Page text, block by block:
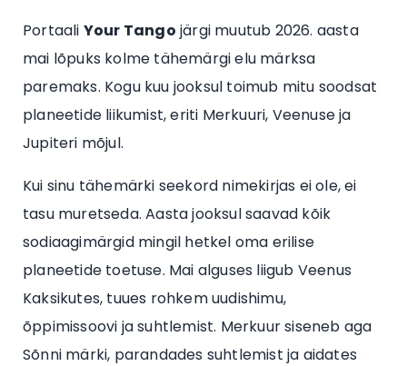
Portaali Your Tango järgi muutub 2026. aasta
mai lõpuks kolme tähemärgi elu märksa
paremaks. Kogu kuu jooksul toimub mitu soodsat
planeetide liikumist, eriti Merkuuri, Veenuse ja
Jupiteri mõjul.
Kui sinu tähemärki seekord nimekirjas ei ole, ei
tasu muretseda. Aasta jooksul saavad kõik
sodiaagimärgid mingil hetkel oma erilise
planeetide toetuse. Mai alguses liigub Veenus
Kaksikutes, tuues rohkem uudishimu,
õppimissoovi ja suhtlemist. Merkuur siseneb aga
Sõnni märki, parandades suhtlemist ja aidates